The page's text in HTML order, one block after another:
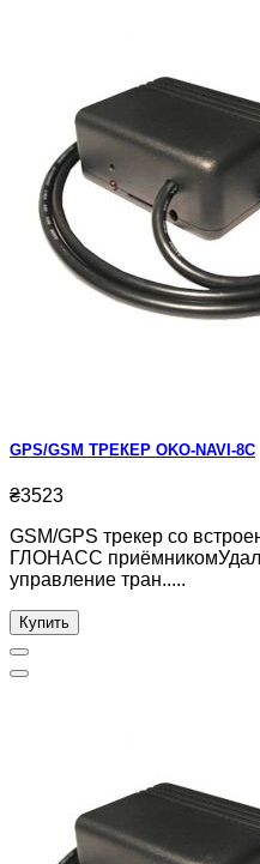
GPS/GSM ТРЕКЕР OKO-NAVI-8C
₴3523
GSM/GPS трекер со
ГЛОНАСС
управление тран.....
Купить